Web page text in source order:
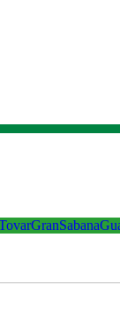
GranSabana